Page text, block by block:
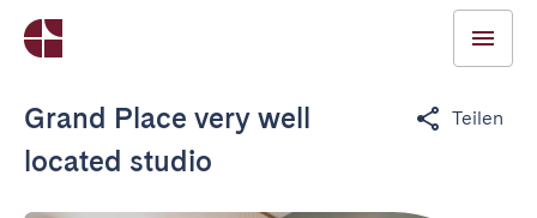
Grand Place very well
located studio
Teilen